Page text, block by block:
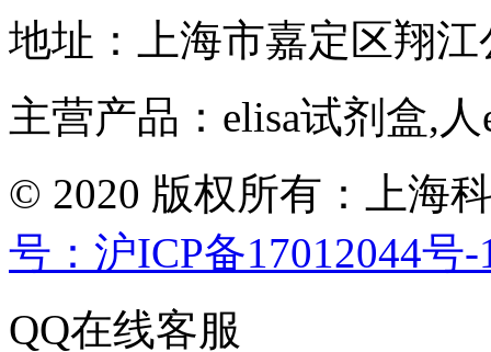
地址：上海市嘉定区翔江
主营产品：elisa试剂盒,
© 2020 版权所有：上海
号：沪ICP备17012044号-
QQ在线客服